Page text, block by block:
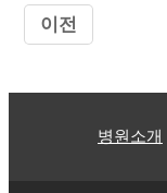
이전
병원소개